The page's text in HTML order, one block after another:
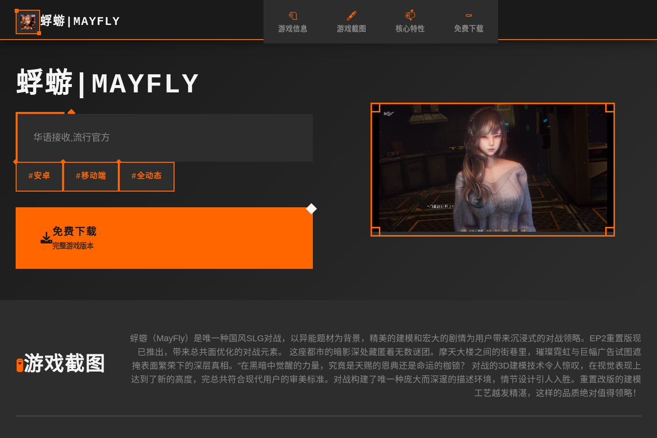
蜉蝣|MAYFLY 🧻
游戏信息
🖋️
游戏截图
📫
核心特性
⚰️
免费下载
蜉蝣|MAYFLY
华语接收,流行官方
#安卓 #移动端 #全动态
免费下载
完整游戏版本
🧪游戏截图
蜉蝣（MayFly）是唯一种国风SLG对战，以异能题材为背景，精美的建模和宏大的剧情为用户带来沉浸式的对战领略。EP2重置版现
已推出，带来总共面优化的对战元素。 这座都市的暗影深处藏匿着无数谜团。摩天大楼之间的街巷里，璀璨霓虹与巨幅广告试图遮
掩表面繁荣下的深层真相。"在黑暗中觉醒的力量，究竟是天赐的恩典还是命运的枷锁？ 对战的3D建模技术令人惊叹，在视觉表现上
达到了新的高度，完总共符合现代用户的审美标准。对战构建了唯一种庞大而深邃的描述环境，情节设计引人入胜。重置改版的建模
工艺越发精湛，这样的品质绝对值得领略！